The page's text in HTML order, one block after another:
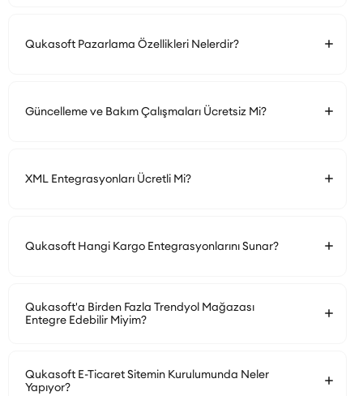
Qukasoft Pazarlama Özellikleri Nelerdir?
Güncelleme ve Bakım Çalışmaları Ücretsiz Mi?
XML Entegrasyonları Ücretli Mi?
Qukasoft Hangi Kargo Entegrasyonlarını Sunar?
Qukasoft'a Birden Fazla Trendyol Mağazası
Entegre Edebilir Miyim?
Qukasoft E-Ticaret Sitemin Kurulumunda Neler
Yapıyor?